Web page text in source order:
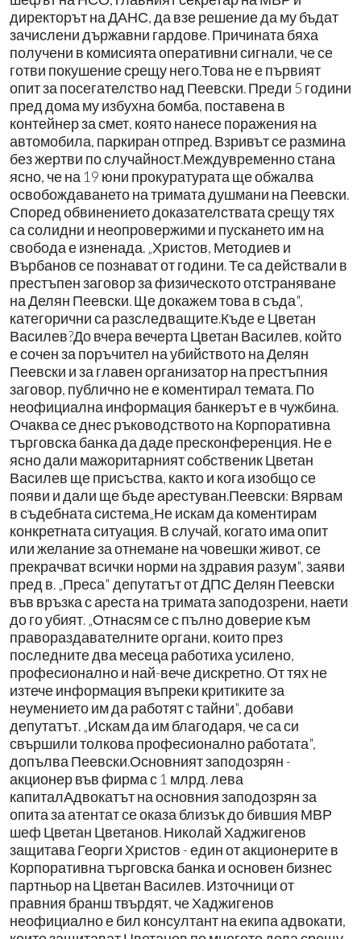
директорът на ДАНС, да взе решение да му бъдат
зачислени държавни гардове. Причината бяха
получени в комисията оперативни сигнали, че се
готви покушение срещу него.Това не е първият
опит за посегателство над Пеевски. Преди 5 години
пред дома му избухна бомба, поставена в
контейнер за смет, която нанесе поражения на
автомобила, паркиран отпред. Взривът се размина
без жертви по случайност.Междувременно стана
ясно, че на 19 юни прокуратурата ще обжалва
освобождаването на тримата душмани на Пеевски.
Според обвинението доказателствата срещу тях
са солидни и неопровержими и пускането им на
свобода е изненада. „Христов, Методиев и
Върбанов се познават от години. Те са действали в
престъпен заговор за физическото отстраняване
на Делян Пеевски. Ще докажем това в съда",
категорични са разследващите.Къде е Цветан
Василев?До вчера вечерта Цветан Василев, който
е сочен за поръчител на убийството на Делян
Пеевски и за главен организатор на престъпния
заговор, публично не е коментирал темата. По
неофициална информация банкерът е в чужбина.
Очаква се днес ръководството на Корпоративна
търговска банка да даде пресконференция. Не е
ясно дали мажоритарният собственик Цветан
Василев ще присъства, както и кога изобщо се
появи и дали ще бъде арестуван.Пеевски: Вярвам
в съдебната система„Не искам да коментирам
конкретната ситуация. В случай, когато има опит
или желание за отнемане на човешки живот, се
прекрачват всички норми на здравия разум", заяви
пред в. „Преса" депутатът от ДПС Делян Пеевски
във връзка с ареста на тримата заподозрени, наети
до го убият. „Отнасям се с пълно доверие към
правораздавателните органи, които през
последните два месеца работиха усилено,
професионално и най-вече дискретно. От тях не
изтече информация въпреки критиките за
неумението им да работят с тайни", добави
депутатът. „Искам да им благодаря, че са си
свършили толкова професионално работата",
допълва Пеевски.Основният заподозрян -
акционер във фирма с 1 млрд. лева
капиталАдвокатът на основния заподозрян за
опита за атентат се оказа близък до бившия МВР
шеф Цветан Цветанов. Николай Хаджигенов
защитава Георги Христов - един от акционерите в
Корпоративна търговска банка и основен бизнес
партньор на Цветан Василев. Източници от
правния бранш твърдят, че Хаджигенов
неофициално е бил консултант на екипа адвокати,